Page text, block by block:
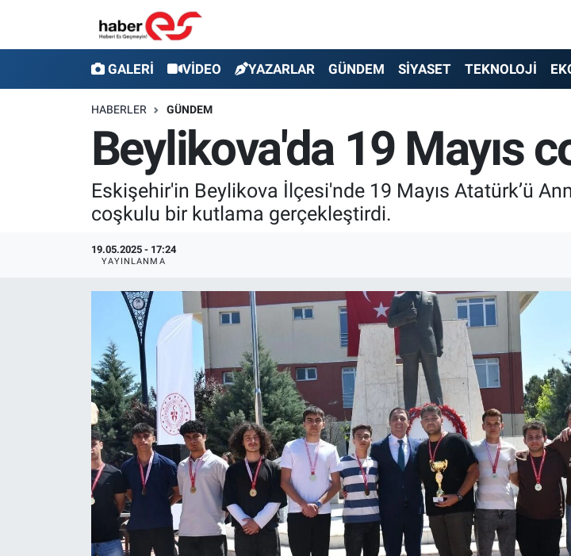
GALERİ VİDEO YAZARLAR GÜNDEM SİYASET TEKNOLOJİ
HABERLER GÜNDEM
Beylikova'da 19 Mayıs
Eskişehir'in Beylikova İlçesi'nde 19 Mayıs Atatürk’ü
coşkulu bir kutlama gerçekleştirdi.
19.05.2025 - 17:24
YAYINLANMA
YAZARLAR
GÜNDEM
SİYASET
TEKNOLOJİ
Eskişehir Nöbetçi Eczaneler
Eskişehir Hava Durumu
Eskişehir Trafik Yoğunluk Haritası
Süper Lig Puan Durumu ve Fikstür
Tüm Manşetler
Son Dakika Haberleri